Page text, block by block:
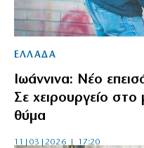
ΕΛΛΑΔΑ
Ιωάννινα: Νέο
Σε χειρουργείο στο
θύμα
11|03|2026 | 17:20